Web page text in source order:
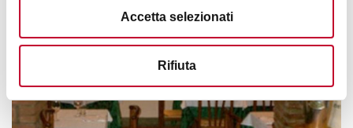
Accetta selezionati
Rifiuta